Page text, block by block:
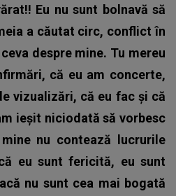
Eu nu sunt bolnavă să
a căutat circ, conflict în
despre mine. Tu mereu
că eu am concerte,
vizualizări, că eu fac și că
ieșit niciodată să vorbesc
nu contează lucrurile
eu sunt fericită, eu sunt
nu sunt cea mai bogată